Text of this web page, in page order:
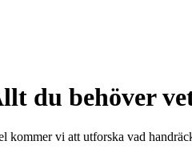
du behöver
kommer vi att utforska vad